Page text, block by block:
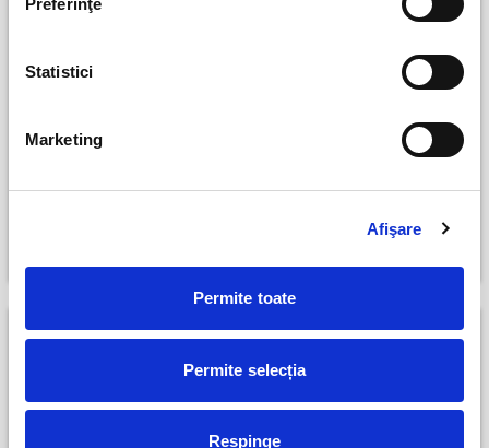
Preferinţe
Statistici
Marketing
Afişare
Permite toate
Permite selecția
Respinge